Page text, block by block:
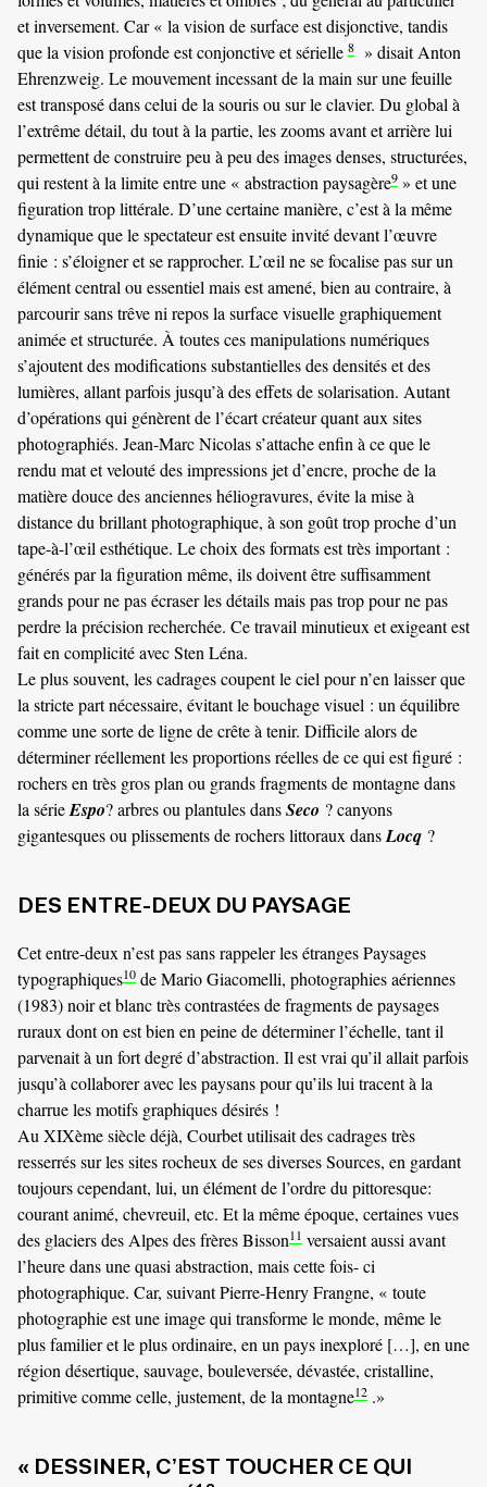
et inversement. Car « la vision de surface est disjonctive, tandis
que la vision profonde est conjonctive et sérielle 8 » disait Anton
Ehrenzweig. Le mouvement incessant de la main sur une feuille
est transposé dans celui de la souris ou sur le clavier. Du global à
l’extrême détail, du tout à la partie, les zooms avant et arrière lui
permettent de construire peu à peu des images denses, structurées,
qui restent à la limite entre une « abstraction paysagère9 » et une
figuration trop littérale. D’une certaine manière, c’est à la même
dynamique que le spectateur est ensuite invité devant l’œuvre
finie : s’éloigner et se rapprocher. L’œil ne se focalise pas sur un
élément central ou essentiel mais est amené, bien au contraire, à
parcourir sans trêve ni repos la surface visuelle graphiquement
animée et structurée. À toutes ces manipulations numériques
s’ajoutent des modifications substantielles des densités et des
lumières, allant parfois jusqu’à des effets de solarisation. Autant
d’opérations qui génèrent de l’écart créateur quant aux sites
photographiés. Jean-Marc Nicolas s’attache enfin à ce que le
rendu mat et velouté des impressions jet d’encre, proche de la
matière douce des anciennes héliogravures, évite la mise à
distance du brillant photographique, à son goût trop proche d’un
tape-à-l’œil esthétique. Le choix des formats est très important :
générés par la figuration même, ils doivent être suffisamment
grands pour ne pas écraser les détails mais pas trop pour ne pas
perdre la précision recherchée. Ce travail minutieux et exigeant est
fait en complicité avec Sten Léna.
Le plus souvent, les cadrages coupent le ciel pour n’en laisser que
la stricte part nécessaire, évitant le bouchage visuel : un équilibre
comme une sorte de ligne de crête à tenir. Difficile alors de
déterminer réellement les proportions réelles de ce qui est figuré :
rochers en très gros plan ou grands fragments de montagne dans
la sérieEspo? arbres ou plantules dansSeco ? canyons
gigantesques ou plissements de rochers littoraux dansLocq ?
DES ENTRE-DEUX DU PAYSAGE
Cet entre-deux n’est pas sans rappeler les étranges Paysages
typographiques10 de Mario Giacomelli, photographies aériennes
(1983) noir et blanc très contrastées de fragments de paysages
ruraux dont on est bien en peine de déterminer l’échelle, tant il
parvenait à un fort degré d’abstraction. Il est vrai qu’il allait parfois
jusqu’à collaborer avec les paysans pour qu’ils lui tracent à la
charrue les motifs graphiques désirés !
Au XIXème siècle déjà, Courbet utilisait des cadrages très
resserrés sur les sites rocheux de ses diverses Sources, en gardant
toujours cependant, lui, un élément de l’ordre du pittoresque:
courant animé, chevreuil, etc. Et la même époque, certaines vues
des glaciers des Alpes des frères Bisson11 versaient aussi avant
l’heure dans une quasi abstraction, mais cette fois- ci
photographique. Car, suivant Pierre-Henry Frangne, « toute
photographie est une image qui transforme le monde, même le
plus familier et le plus ordinaire, en un pays inexploré […], en une
région désertique, sauvage, bouleversée, dévastée, cristalline,
primitive comme celle, justement, de la montagne12 .»
« DESSINER, C’EST TOUCHER CE QUI